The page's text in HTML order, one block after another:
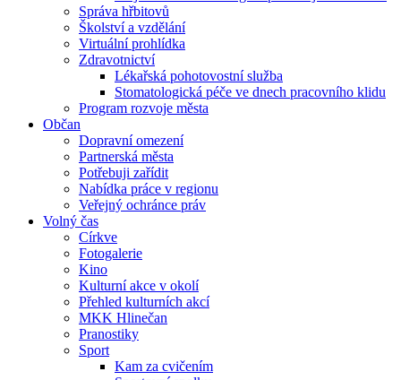
Správa hřbitovů
Školství a vzdělání
Virtuální prohlídka
Zdravotnictví
Lékařská pohotovostní služba
Stomatologická péče ve dnech pracovního klidu
Program rozvoje města
Občan
Dopravní omezení
Partnerská města
Potřebuji zařídit
Nabídka práce v regionu
Veřejný ochránce práv
Volný čas
Církve
Fotogalerie
Kino
Kulturní akce v okolí
Přehled kulturních akcí
MKK Hlinečan
Pranostiky
Sport
Kam za cvičením